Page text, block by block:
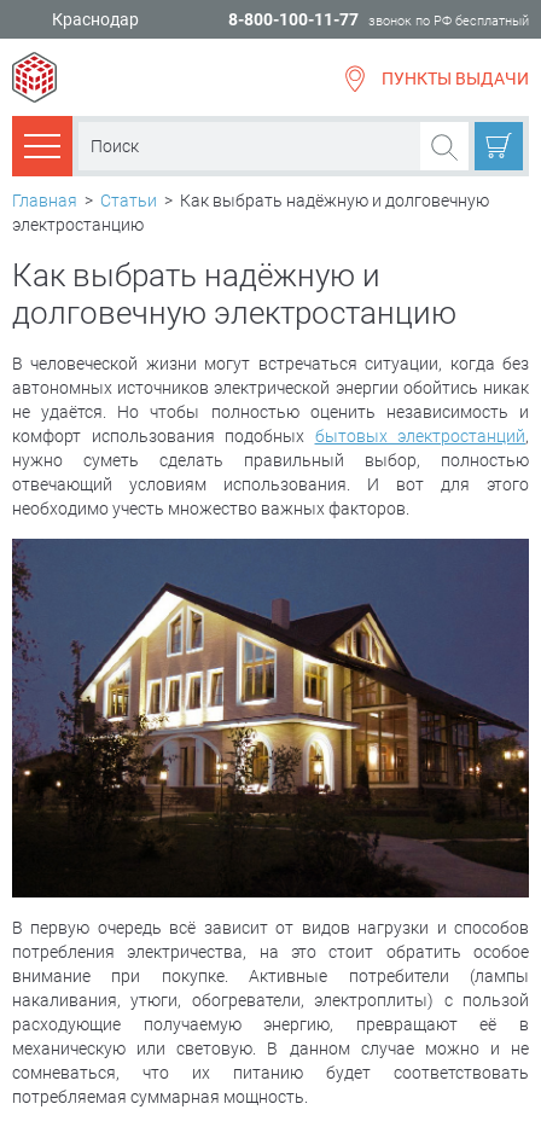
Краснодар 8-800-100-11-77 звонок по РФ бесплатный
ПУНКТЫ ВЫДАЧИ
Каталог товаров
Главная > Статьи > Как выбрать надёжную и долговечную
электростанцию
Как выбрать надёжную и
долговечную электростанцию
В человеческой жизни могут встречаться ситуации, когда без
автономных источников электрической энергии обойтись никак
не удаётся. Но чтобы полностью оценить независимость и
комфорт использования подобных бытовых электростанций,
нужно суметь сделать правильный выбор, полностью
отвечающий условиям использования. И вот для этого
необходимо учесть множество важных факторов.
В первую очередь всё зависит от видов нагрузки и способов
потребления электричества, на это стоит обратить особое
внимание при покупке. Активные потребители (лампы
накаливания, утюги, обогреватели, электроплиты) с пользой
расходующие получаемую энергию, превращают её в
механическую или световую. В данном случае можно и не
сомневаться, что их питанию будет соответствовать
потребляемая суммарная мощность.